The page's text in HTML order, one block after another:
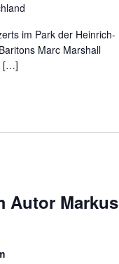
im Park der Heinrich-
Marc Marshall
[…]
Autor Markus